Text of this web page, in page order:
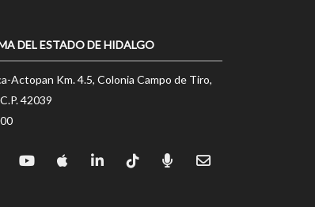
DEL ESTADO DE HIDALGO
Actopan Km. 4.5, Colonia Campo de Tiro,
42039